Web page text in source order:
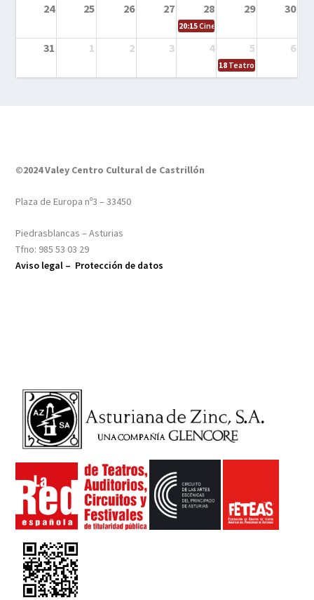
24 25 26 27 28 29 30
20:15Cine en el calle – Tintín y el
31 1 2 3 4 5 6
18 Teatro – Tres
©2024 Valey Centro Cultural de Castrillón
Plaza de Europa nº3 – 33450
Piedrasblancas – Asturias
Tfno: 985 53 03 29
Aviso legal – Protección de datos